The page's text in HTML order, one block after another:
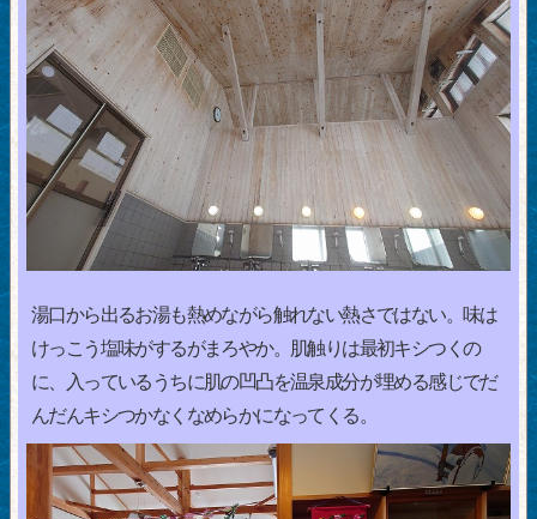
湯口から出るお湯も熱めながら触れない熱さではない。味は
けっこう塩味がするがまろやか。肌触りは最初キシつくの
に、入っているうちに肌の凹凸を温泉成分が埋める感じでだ
んだんキシつかなくなめらかになってくる。